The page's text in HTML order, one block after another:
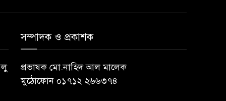
সম্পাদক ও প্রকাশক
প্রভাষক মো.নাহিদ আল মালেক
মুঠোফোন ০১৭১২ ২৬৬৩৭৪